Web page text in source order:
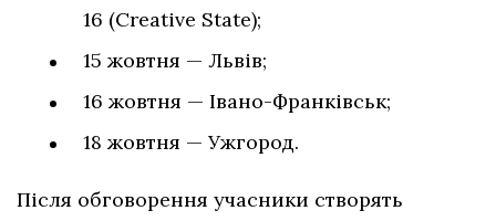
16 (Creative State);
15 жовтня — Львів;
16 жовтня — Івано-Франківськ;
18 жовтня — Ужгород.
Після обговорення учасники створять